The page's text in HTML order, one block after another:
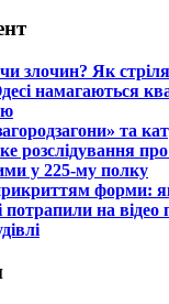
злочин? Як
намагаються
та
розслідування
у 225-му полку
форми:
на відео